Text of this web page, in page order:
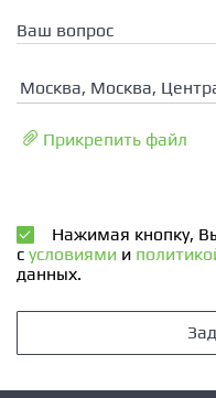
Ваш вопрос
Москва, Москва,
Прикрепить файл
Нажимая кнопку,
с условиями и
данных.